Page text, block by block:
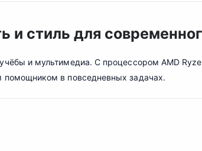
и стиль для
и мультимедиа. С процессором AMD
в повседневных задачах.